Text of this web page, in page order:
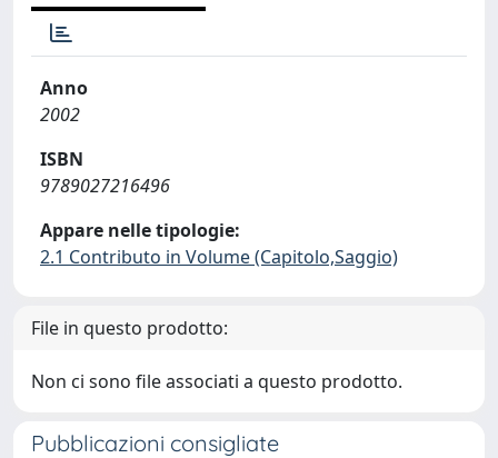
Anno
2002
ISBN
9789027216496
Appare nelle tipologie:
2.1 Contributo in Volume (Capitolo,Saggio)
File in questo prodotto:
Non ci sono file associati a questo prodotto.
Pubblicazioni consigliate